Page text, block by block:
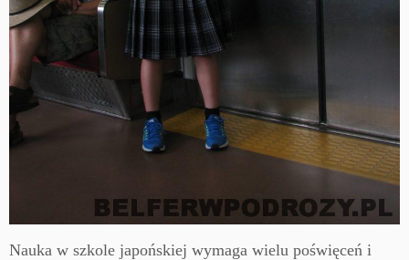
Nauka w szkole japońskiej wymaga wielu poświęceń i